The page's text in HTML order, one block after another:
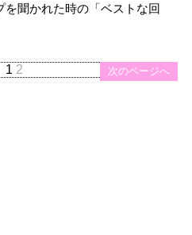
聞かれた時の「ベストな回
次のページへ
1 2